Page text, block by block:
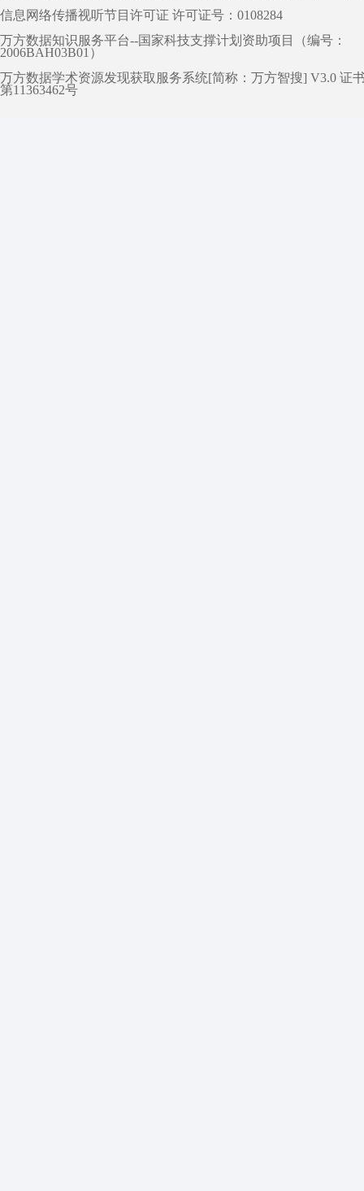
信息网络传播视听节目许可证 许可证号：0108284
万方数据知识服务平台--国家科技支撑计划资助项目（编号：
2006BAH03B01）
万方数据学术资源发现获取服务系统[简称：万方智搜] V3.0 证
第11363462号